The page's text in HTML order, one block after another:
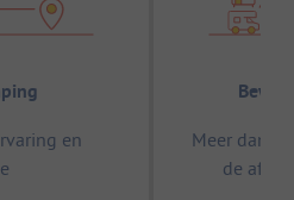
en
Meer dan
de